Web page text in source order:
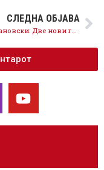
СЛЕДНА ОБЈАВА
Д-р Трајановски: Две нови градинки и проширување на капацитетите на постоечките во општина Аеродром